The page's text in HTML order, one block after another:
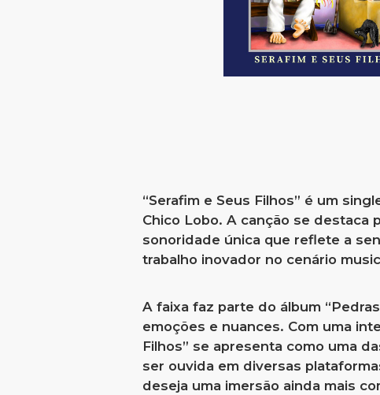
“Serafim e Seus Filhos” é um
Chico Lobo. A canção se destaca
sonoridade única que reflete a
trabalho inovador no cenário
A faixa faz parte do álbum
emoções e nuances. Com uma
Filhos” se apresenta como uma
ser ouvida em diversas
deseja uma imersão ainda mais